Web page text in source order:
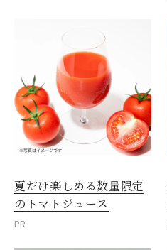
夏だけ楽しめる数量限定
のトマトジュース
PR